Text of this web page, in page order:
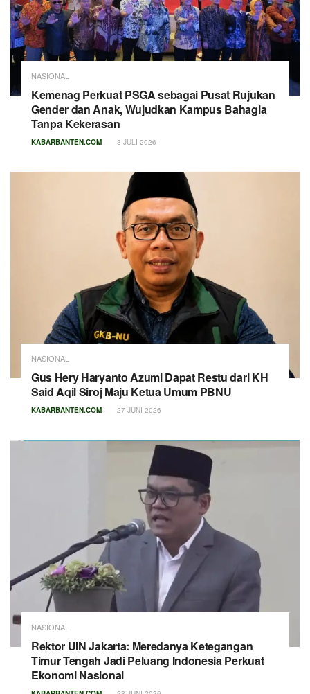
NASIONAL
Kemenag Perkuat PSGA sebagai Pusat Rujukan
Gender dan Anak, Wujudkan Kampus Bahagia
Tanpa Kekerasan
KABARBANTEN.COM 3 JULI 2026
NASIONAL
Gus Hery Haryanto Azumi Dapat Restu dari KH
Said Aqil Siroj Maju Ketua Umum PBNU
KABARBANTEN.COM 27 JUNI 2026
NASIONAL
Rektor UIN Jakarta: Meredanya Ketegangan
Timur Tengah Jadi Peluang Indonesia Perkuat
Ekonomi Nasional